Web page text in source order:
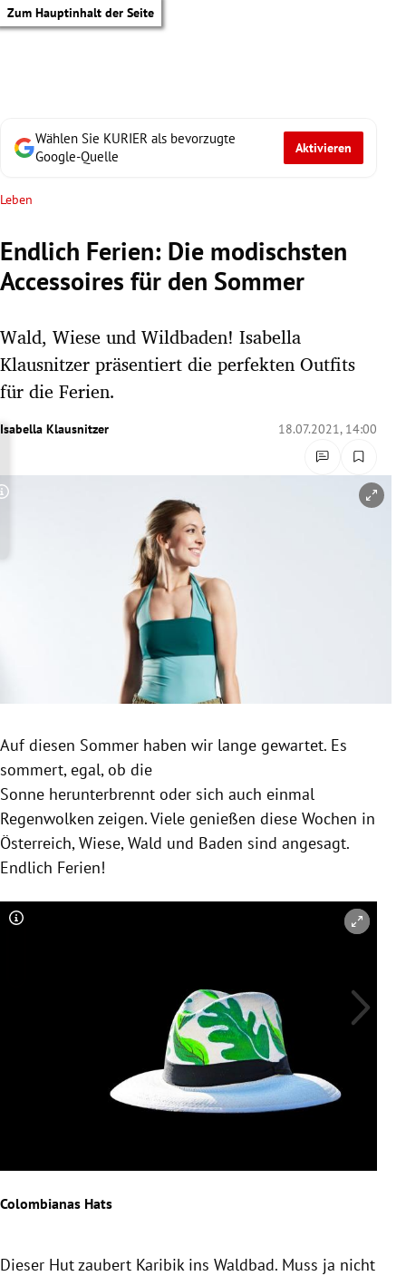
Zum Hauptinhalt der Seite
Untermenü
Untermenü
Untermenü
Wählen Sie KURIER als bevorzugte
Google-Quelle
Aktivieren
Leben
Endlich Ferien: Die modischsten
Accessoires für den Sommer
Wald, Wiese und Wildbaden! Isabella
Klausnitzer präsentiert die perfekten Outfits
für die Ferien.
Isabella Klausnitzer 18.07.2021, 14:00
Copyright-Hinweis öffnen/schließen
Auf diesen Sommer haben wir lange gewartet. Es
sommert, egal, ob die
Sonne herunterbrennt oder sich auch einmal
Regenwolken zeigen. Viele genießen diese Wochen in
Österreich, Wiese, Wald und Baden sind angesagt.
Endlich Ferien!
Copyright-Hinweis öffnen/schließen
Colombianas Hats
Dieser Hut zaubert Karibik ins Waldbad. Muss ja nicht